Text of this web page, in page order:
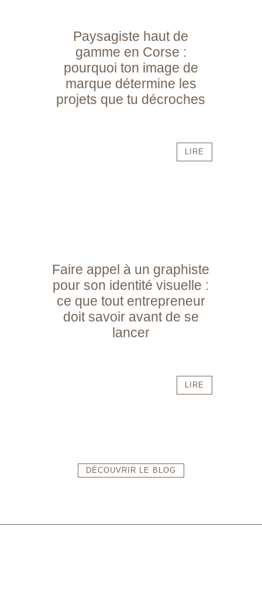
Paysagiste haut de
gamme en Corse :
pourquoi ton image de
marque détermine les
projets que tu décroches
LIRE
Faire appel à un graphiste
pour son identité visuelle :
ce que tout entrepreneur
doit savoir avant de se
lancer
LIRE
DÉCOUVRIR LE BLOG